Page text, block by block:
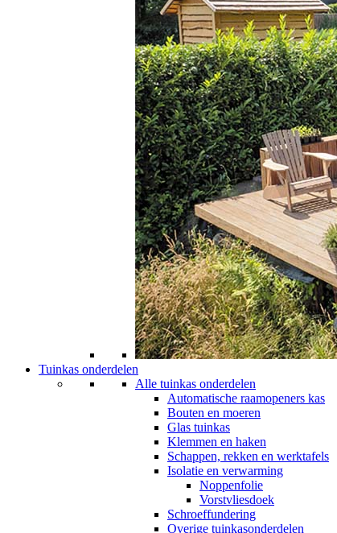
Tuinkas onderdelen
Alle tuinkas onderdelen
Automatische raamopeners kas
Bouten en moeren
Glas tuinkas
Klemmen en haken
Schappen, rekken en werktafels
Isolatie en verwarming
Noppenfolie
Vorstvliesdoek
Schroeffundering
Overige tuinkasonderdelen